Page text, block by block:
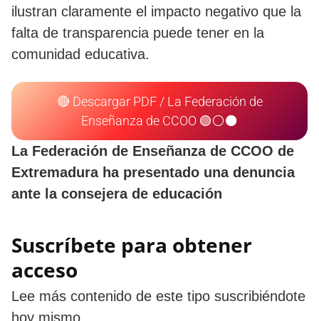
ilustran claramente el impacto negativo que la
falta de transparencia puede tener en la
comunidad educativa.
🔴 Descargar PDF / La Federación de
Enseñanza de CCOO 🟢⚪⚫
La Federación de Enseñanza de CCOO de
Extremadura ha presentado una denuncia
ante la consejera de educación
Suscríbete para obtener
acceso
Lee más contenido de este tipo suscribiéndote
hoy mismo.